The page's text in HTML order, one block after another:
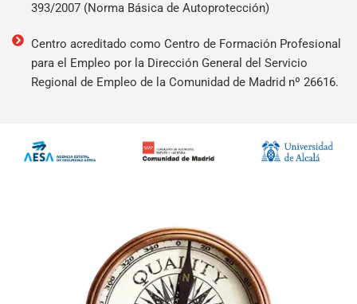
393/2007 (Norma Básica de Autoprotección)
Centro acreditado como Centro de Formación Profesional
para el Empleo por la Dirección General del Servicio
Regional de Empleo de la Comunidad de Madrid nº 26616.